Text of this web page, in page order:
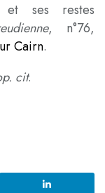
ses restes
, n°76,
Cairn.
cit.